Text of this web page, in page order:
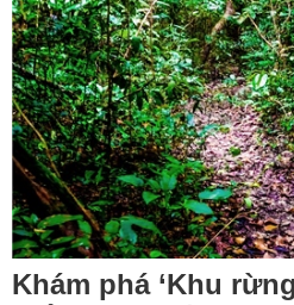
Khám phá ‘Khu